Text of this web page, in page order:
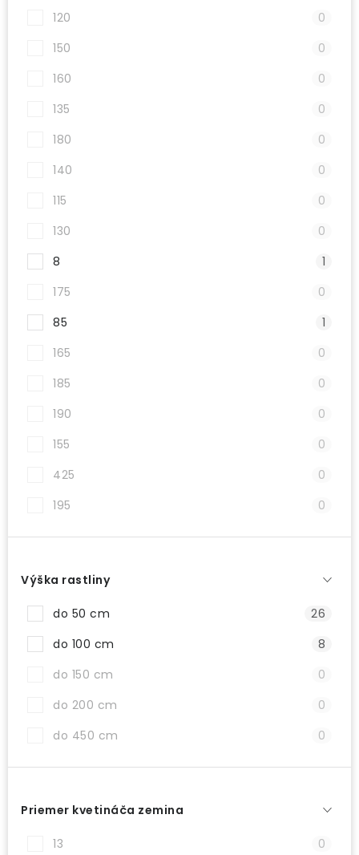
120
0
150
0
160
0
135
0
180
0
140
0
115
0
130
0
8
1
175
0
85
1
165
0
185
0
190
0
155
0
425
0
195
0
Výška rastliny
do 50 cm
26
do 100 cm
8
do 150 cm
0
do 200 cm
0
do 450 cm
0
Priemer kvetináča zemina
13
0